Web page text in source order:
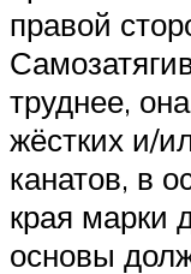
правой
труднее,
жёстких и/
канатов, в
края марки
основы